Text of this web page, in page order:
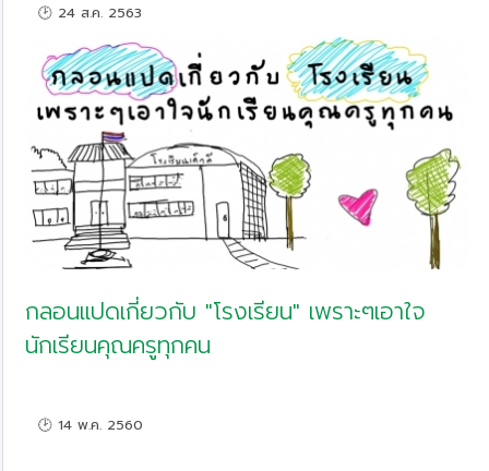
🕑 24 ส.ค. 2563
กลอนแปดเกี่ยวกับ "โรงเรียน" เพราะๆเอาใจ
นักเรียนคุณครูทุกคน
🕑 14 พ.ค. 2560